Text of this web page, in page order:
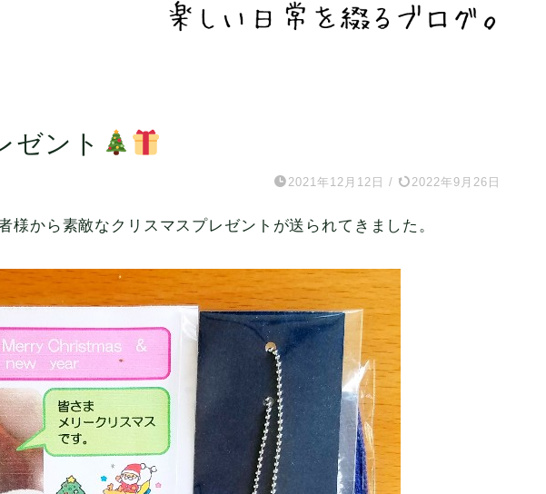
ゼント
2021年12月12日 / 2022年9月26日
様から素敵なクリスマスプレゼントが送られてきました。